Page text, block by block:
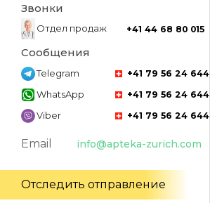
Звонки
Отдел продаж +41 44 68 80 015
Сообщения
Telegram +41 79 56 24 644
WhatsApp +41 79 56 24 644
Viber +41 79 56 24 644
Email info@apteka-zurich.com
Отследить отправление